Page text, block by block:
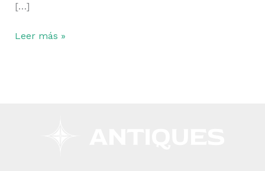
[…]
Leer más »